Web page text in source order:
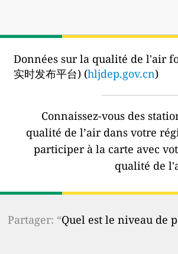
Données sur la qualité de l'air
实时发布平台) (hljdep.gov.cn)
Connaissez-vous des
qualité de l’air dans votre
participer à la carte avec
qualité de
Partager: “Quel est le niveau de